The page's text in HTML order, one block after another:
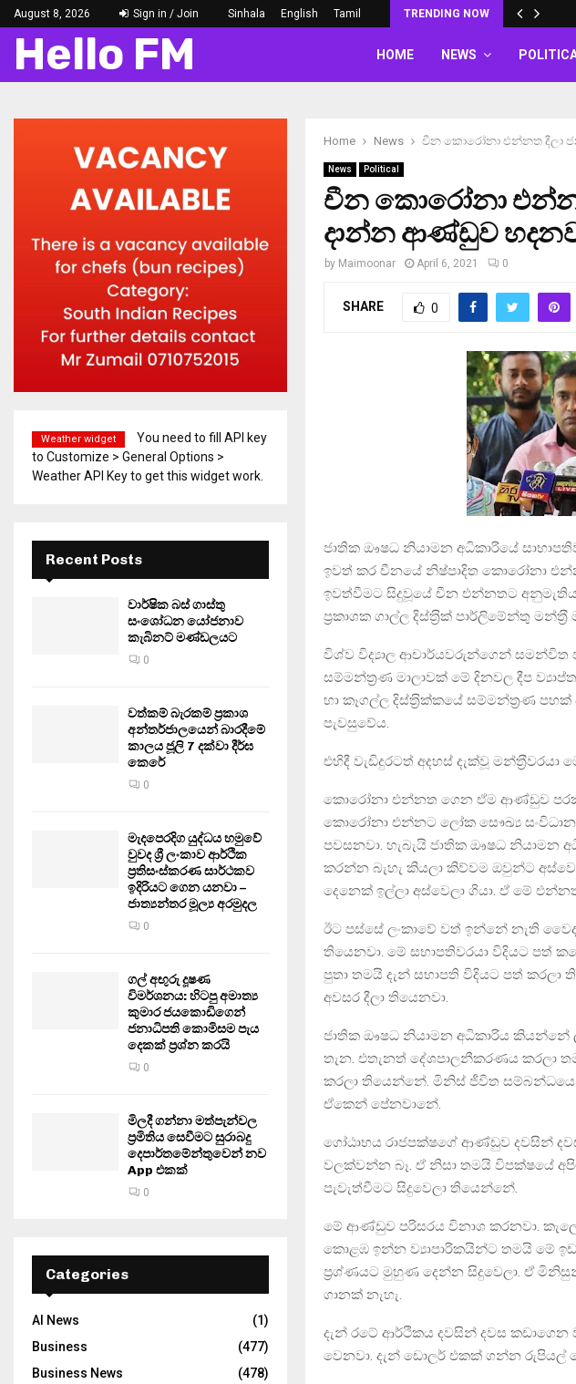
August 8, 2026 Sign in / Join Sinhala English Tamil TRENDING NOW
Hello FM HOME NEWS
Home News චීන කොරෝනා එන්නත දීලා
News Political
චීන කොරෝනා
දාන්න ආණ්ඩුව
by Maimoonar April 6, 2021 0
SHARE 0
ජාතික ඖෂධ නියාමන අධිකාරියේ
ඉවත් කර චීනයේ නිෂ්පාදිත කොරෝනා
ඉවත්වීමට සිදුවූයේ චීන එන්නතට
ප‍්‍රකාශක ගාල්ල දිස්ත‍්‍රික් පාර්ලිමේන්තු
විශ්ව විද්‍යාල ආචාර්යවරුන්ගෙන් සමන්විත
සම්මන්ත‍්‍රණ මාලාවක් මේ දිනවල දීප
හා කෑගල්ල දිස්ත‍්‍රික්කයේ සම්මන්ත‍්‍රණ පහක්
පැවසුවේය.
එහිදී වැඩිදුරටත් අදහස් දැක්වූ මන්ත‍්‍රීවරයා
කොරෝනා එන්නත ගෙන ඒම ආණ්ඩුව
කොරෝනා එන්නට ලෝක සෞඛ්‍ය
පවසනවා. හැබැයි ජාතික ඖෂධ නියාමන
කරන්න බැහැ කියලා කිව්වම ඔවුන්ට
දෙනෙක් ඉල්ලා අස්වෙලා ගියා. ඒ මේ
ඊට පස්සේ ලංකාවේ වත් ඉන්නේ නැති
තියෙනවා. මේ සභාපතිවරයා විදියට පත්
පුතා තමයි දැන් සභාපති විදියට පත්
අවසර දීලා තියෙනවා.
ජාතික ඖෂධ නියාමන අධිකාරිය
තැන. එතැනත් දේශපාලනීකරණය කරලා
කරලා තියෙන්නේ. මිනිස් ජීවිත
ඒකෙන් පේනවානේ.
ගෝඨාභය රාජපක්ෂගේ ආණ්ඩුව දවසින්
වලක්වන්න බෑ. ඒ නිසා තමයි විපක්ෂයේ
පැවැත්වීමට සිදුවෙලා තියෙන්නේ.
මේ ආණ්ඩුව පරිසරය විනාශ කරනවා.
කොළඹ ඉන්න ව්‍යාපාරිකයින්ට තමයි මේ
ප‍්‍රශ්ණයට මුහුණ දෙන්න සිදුවෙලා. ඒ
ගානක් නැහැ.
දැන් රටේ ආර්ථිකය දවසින් දවස කඩාගෙන
වෙනවා. දැන් ඩොලර් එකක් ගන්න රුපියල්
Weather widget
You need to fill API key
to Customize > General Options >
Weather API Key to get this widget work.
Recent Posts
වාර්ෂික බස් ගාස්තු
සංශෝධන යෝජනාව
කැබිනට් මණ්ඩලයට
0
වත්කම් බැරකම් ප්‍රකාශ
අන්තර්ජාලයෙන් බාරදීමේ
කාලය ජූලි 7 දක්වා දීර්ඝ
කෙරේ
0
මැදපෙරදිග යුද්ධය හමුවේ
වුවද ශ්‍රී ලංකාව ආර්ථික
ප්‍රතිසංස්කරණ සාර්ථකව
ඉදිරියට ගෙන යනවා –
ජාත්‍යන්තර මූල්‍ය අරමුදල
0
ගල් අඟුරු දූෂණ
විමර්ශනය: හිටපු අමාත්‍ය
කුමාර ජයකොඩිගෙන්
ජනාධිපති කොමිසම පැය
දෙකක් ප්‍රශ්න කරයි
0
මිලදී ගන්නා මත්පැන්වල
ප්‍රමිතිය සෙවීමට සුරාබදු
දෙපාර්තමේන්තුවෙන් නව
App එකක්
0
Categories
AI News
(1)
Business
(477)
Business News
(478)